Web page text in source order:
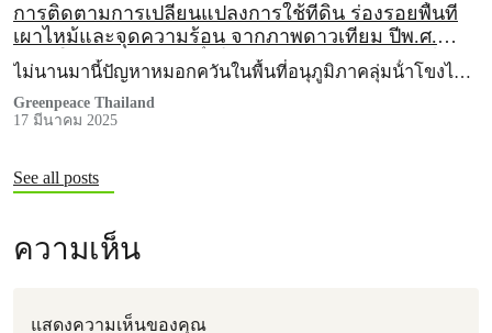
การติดตามการเปลี่ยนแปลงการใช้ที่ดิน ร่องรอยพื้นที่
เผาไหม้และจุดความร้อน จากภาพดาวเทียม ปีพ.ศ.
2567 ในอนุภูมิภาคลุ่มน้ําโขง (ตอนบนของประเทศไทย,
ตอนบนของ สปป.ลาว และรัฐฉานของเมียนมา)
ไม่นานมานี้ปัญหาหมอกควันในพื้นที่อนุภูมิภาคลุ่มน้ําโขงไ…
Greenpeace Thailand
17 มีนาคม 2025
See all posts
ความเห็น
แสดงความเห็นของคุณ